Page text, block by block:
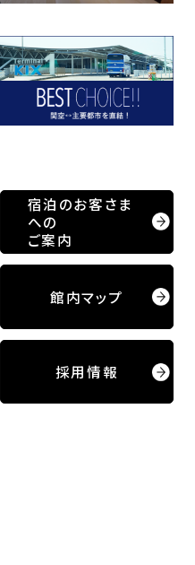
宿泊のお客さま
への
ご案内
館内マップ
採用情報